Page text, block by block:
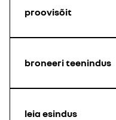
proovisõit
broneeri teenindus
leia esindus